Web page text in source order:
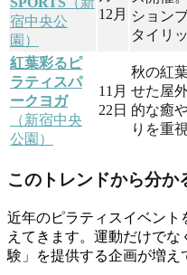
宿中央公
園）
12月 ション
タイリ
紅葉彩るピ
ラティスパ
ークヨガ
（新宿中央
公園）
11月
22日
秋の紅
せた屋
的な癒
りを重視
このトレンドから分か
近年のピラティスイベント
えてきます。運動だけで
験」を提供する企画が増え